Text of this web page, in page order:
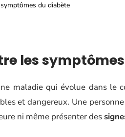
du diabète
les
maladie qui évolue dans le
et dangereux. Une
ni même présenter des